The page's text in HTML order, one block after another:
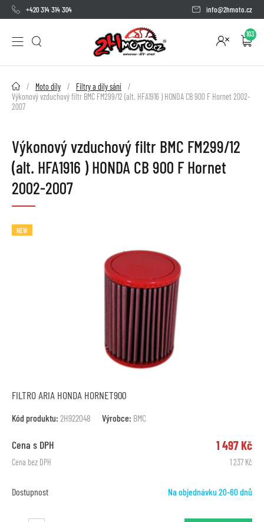
+420 314 314 304 info@2hmoto.cz
103
2HMOTO.cz Moto díly
Filtry a díly sání
Výkonový vzduchový filtr BMC FM299/12 (alt. HFA1916 ) HONDA CB 900 F Hornet 2002-
2007
Výkonový vzduchový filtr BMC FM299/12
(alt. HFA1916 ) HONDA CB 900 F Hornet
2002-2007
NEW
FILTRO ARIA HONDA HORNET900
Kód produktu: 2H922048 Výrobce: BMC
Cena s DPH 1 497 Kč
Cena bez DPH 1 237 Kč
Dostupnost Na objednávku 20-60 dnů